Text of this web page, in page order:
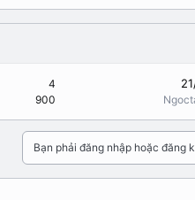
4
900
Bạn phải đăng nhập hoặc đăng